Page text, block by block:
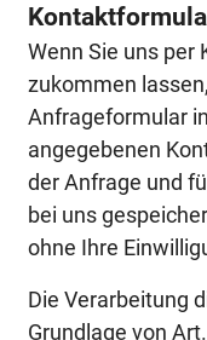
Wenn Sie uns
zukommen
Anfrageformular
angegebenen
der Anfrage und
bei uns
ohne Ihre
Die Verarbeitung
Grundlage von